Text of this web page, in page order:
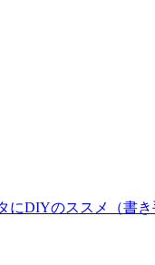
DIYのススメ（書き